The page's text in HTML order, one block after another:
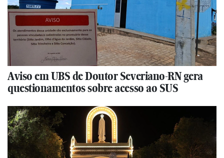
Aviso em UBS de Doutor Severiano-RN gera
questionamentos sobre acesso ao SUS